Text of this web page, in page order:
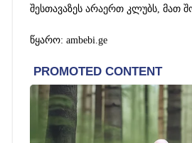
შეს­თა­ვა­ზეს არა­ერთ კლუბს, მათ
წყარო: ambebi.ge